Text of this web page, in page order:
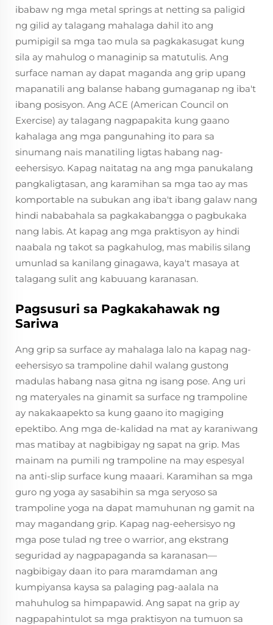
ibabaw ng mga metal springs at netting sa paligid
ng gilid ay talagang mahalaga dahil ito ang
pumipigil sa mga tao mula sa pagkakasugat kung
sila ay mahulog o managinip sa matutulis. Ang
surface naman ay dapat maganda ang grip upang
mapanatili ang balanse habang gumaganap ng iba't
ibang posisyon. Ang ACE (American Council on
Exercise) ay talagang nagpapakita kung gaano
kahalaga ang mga pangunahing ito para sa
sinumang nais manatiling ligtas habang nag-
eehersisyo. Kapag naitatag na ang mga panukalang
pangkaligtasan, ang karamihan sa mga tao ay mas
komportable na subukan ang iba't ibang galaw nang
hindi nababahala sa pagkakabangga o pagbukaka
nang labis. At kapag ang mga praktisyon ay hindi
naabala ng takot sa pagkahulog, mas mabilis silang
umunlad sa kanilang ginagawa, kaya't masaya at
talagang sulit ang kabuuang karanasan.
Pagsusuri sa Pagkakahawak ng
Sariwa
Ang grip sa surface ay mahalaga lalo na kapag nag-
eehersisyo sa trampoline dahil walang gustong
madulas habang nasa gitna ng isang pose. Ang uri
ng materyales na ginamit sa surface ng trampoline
ay nakakaapekto sa kung gaano ito magiging
epektibo. Ang mga de-kalidad na mat ay karaniwang
mas matibay at nagbibigay ng sapat na grip. Mas
mainam na pumili ng trampoline na may espesyal
na anti-slip surface kung maaari. Karamihan sa mga
guro ng yoga ay sasabihin sa mga seryoso sa
trampoline yoga na dapat mamuhunan ng gamit na
may magandang grip. Kapag nag-eehersisyo ng
mga pose tulad ng tree o warrior, ang ekstrang
seguridad ay nagpapaganda sa karanasan—
nagbibigay daan ito para maramdaman ang
kumpiyansa kaysa sa palaging pag-aalala na
mahuhulog sa himpapawid. Ang sapat na grip ay
nagpapahintulot sa mga praktisyon na tumuon sa